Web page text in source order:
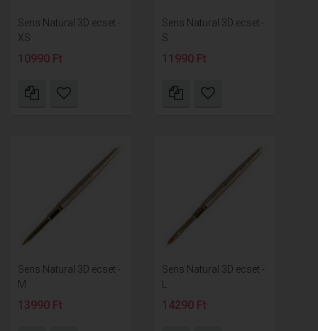
Sens Natural 3D ecset -
XS
10990 Ft
Sens Natural 3D ecset -
S
11990 Ft
Sens Natural 3D ecset -
M
13990 Ft
Sens Natural 3D ecset -
14290 Ft